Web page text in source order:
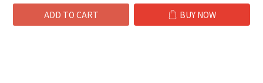
ADD TO CART BUY NOW